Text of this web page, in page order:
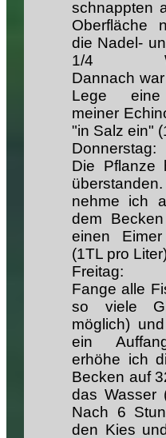
schnappten
Oberfläche
die Nadel-
1/4
Dannach
Lege eine
meiner
"in Salz ein"
Donnerstag:
Die Pflanze
nehme ich
dem
einen
(1TL pro
Freitag:
Fange alle
so viele
möglich)
ein
erhöhe ich
Becken auf
das Wasser
Nach 6
den Kies